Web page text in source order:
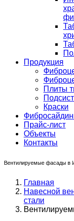
Продукция
Плиты
Краски
Прайс-лист
Объекты
Контакты
Вентилируемые фасады в
Главная
Навесной
стали